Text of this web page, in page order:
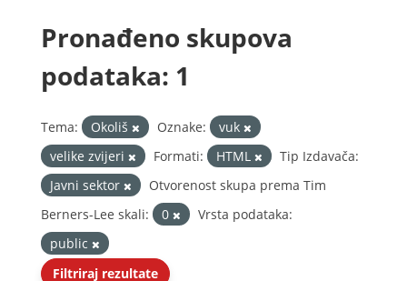
Pronađeno skupova
podataka: 1
Tema: Okoliš Oznake:
vuk
velike zvijeri
Formati: HTML
Tip Izdavača:
Javni sektor
Otvorenost skupa prema Tim
Berners-Lee skali:
0
Vrsta podataka:
public
Filtriraj rezultate